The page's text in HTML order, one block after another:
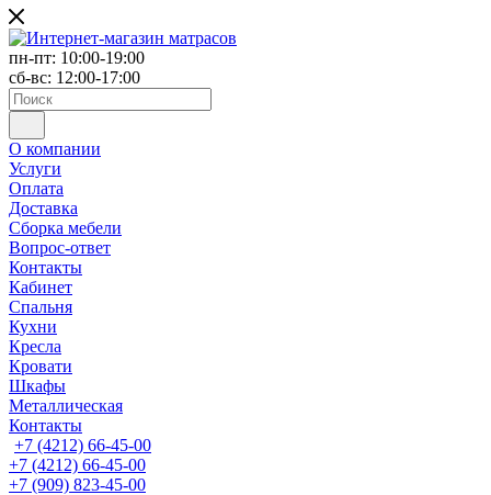
пн-пт: 10:00-19:00
сб-вс: 12:00-17:00
О компании
Услуги
Оплата
Доставка
Сборка мебели
Вопрос-ответ
Контакты
Кабинет
Спальня
Кухни
Кресла
Кровати
Шкафы
Металлическая
Контакты
+7 (4212) 66-45-00
+7 (4212) 66-45-00
+7 (909) 823-45-00